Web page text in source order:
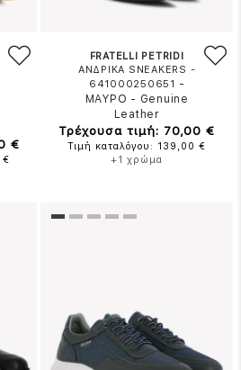
€
€
FRATELLI PETRIDI
ΑΝΔΡΙΚΑ SNEAKERS -
641000250651 -
ΜΑΥΡΟ - Genuine
Leather
Τρέχουσα τιμή: 70,00 €
Τιμή καταλόγου: 139,00 €
+1 χρώμα